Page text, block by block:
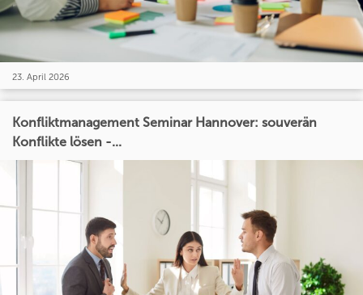
23. April 2026
Konfliktmanagement Seminar Hannover: souverän
Konflikte lösen -...